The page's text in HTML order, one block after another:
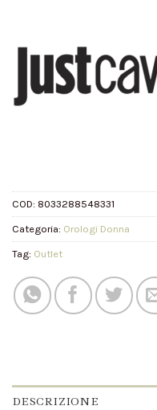
COD: 8033288548331
Categoria: Orologi Donna
Tag: Outlet
DESCRIZIONE